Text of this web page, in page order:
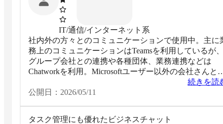
IT/通信/インターネット系
社内外の方々とのコミュニケーションで使用中。主に
務上のコミュニケーションはTeamsを利用しているが
グループ会社との連携や各種団体、業務連携などは
Chatworkを利用。Microsoftユーザー以外の会社さんと
続きを読
公開日： 2026/05/11
タスク管理にも優れたビジネスチャット